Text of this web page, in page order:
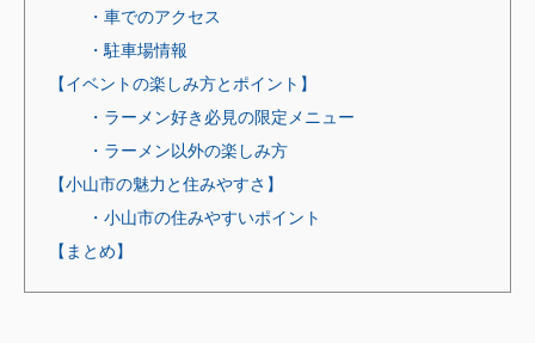
・車でのアクセス
・駐車場情報
【イベントの楽しみ方とポイント】
・ラーメン好き必見の限定メニュー
・ラーメン以外の楽しみ方
【小山市の魅力と住みやすさ】
・小山市の住みやすいポイント
【まとめ】